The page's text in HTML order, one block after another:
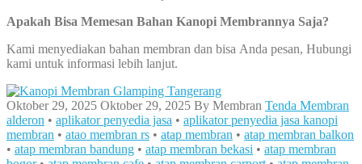
Apakah Bisa Memesan Bahan Kanopi Membrannya Saja?
Kami menyediakan bahan membran dan bisa Anda pesan, Hubungi
kami untuk informasi lebih lanjut.
Oktober 29, 2025 Oktober 29, 2025 By Membran Tenda Membran
alderon • aplikator penyedia jasa • aplikator penyedia jasa kanopi
membran • atao membran rs • atap membran • atap membran balkon
• atap membran bandung • atap membran bekasi • atap membran